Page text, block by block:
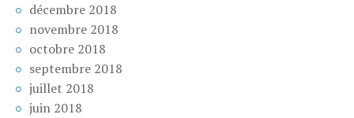
décembre 2018
novembre 2018
octobre 2018
septembre 2018
juillet 2018
juin 2018